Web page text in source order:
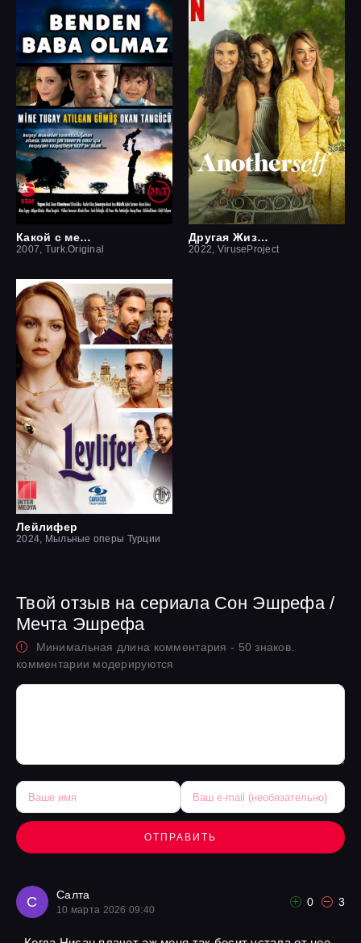
Какой с меня отец
2007, Turk.Original
Другая Жизнь
2022, ViruseProject
Лейлифер
2024, Мыльные оперы Турции
Твой отзыв на сериала Сон Эшрефа /
Мечта Эшрефа
Минимальная длина комментария - 50 знаков.
комментарии модерируются
ОТПРАВИТЬ
С Салта
10 марта 2026 09:40
0 3